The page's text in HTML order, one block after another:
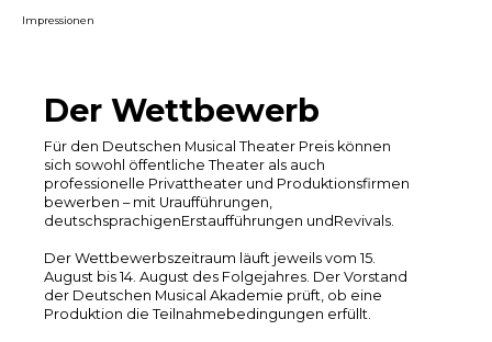
Impressionen
Der Wettbewerb
Für den Deutschen Musical Theater Preis können
sich sowohl öffentliche Theater als auch
professionelle Privattheater und Produktionsfirmen
bewerben – mit Uraufführungen,
deutschsprachigenErstaufführungen undRevivals.
Der Wettbewerbszeitraum läuft jeweils vom 15.
August bis 14. August des Folgejahres. Der Vorstand
der Deutschen Musical Akademie prüft, ob eine
Produktion die Teilnahmebedingungen erfüllt.